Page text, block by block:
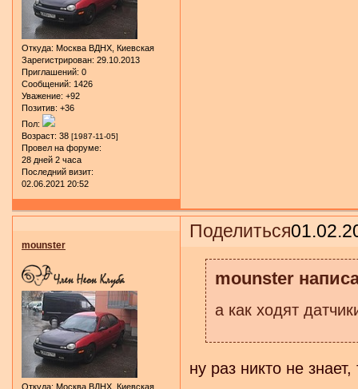
Откуда: Москва ВДНХ, Киевская
Зарегистрирован: 29.10.2013
Приглашений: 0
Сообщений: 1426
Уважение: +92
Позитив: +36
Пол:
Возраст: 38 [1987-11-05]
Провел на форуме:
28 дней 2 часа
Последний визит:
02.06.2021 20:52
Поделиться
mounster
Откуда: Москва ВДНХ, Киевская
mounster
а как ходят
ну раз никто не